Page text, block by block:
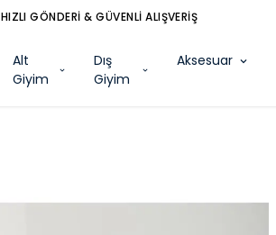
HIZLI GÖNDERİ & GÜVENLİ ALIŞVERİŞ
Alt
Giyim
Dış
Giyim
Aksesuar